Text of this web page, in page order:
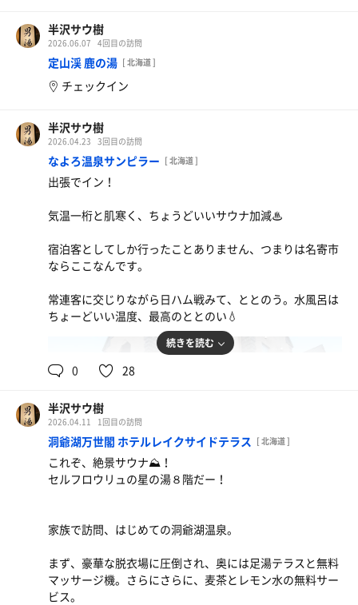
半沢サウ樹
2026.06.07 4回目の訪問
定山渓 鹿の湯 [ 北海道 ]
チェックイン
半沢サウ樹
2026.04.23 3回目の訪問
なよろ温泉サンピラー [ 北海道 ]
出張でイン！
気温一桁と肌寒く、ちょうどいいサウナ加減♨
宿泊客としてしか行ったことありません、つまりは名寄市
ならここなんです。
常連客に交じりながら日ハム戦みて、ととのう。水風呂は
ちょーどいい温度、最高のととのい💧
続きを読む
0 28
半沢サウ樹
2026.04.11 1回目の訪問
洞爺湖万世閣 ホテルレイクサイドテラス [ 北海道 ]
これぞ、絶景サウナ⛰️！
セルフロウリュの星の湯８階だー！
家族で訪問、はじめての洞爺湖温泉。
まず、豪華な脱衣場に圧倒され、奥には足湯テラスと無料
マッサージ機。さらにさらに、麦茶とレモン水の無料サー
ビス。